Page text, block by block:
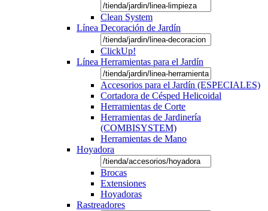
Clean System
Línea Decoración de Jardín
ClickUp!
Línea Herramientas para el Jardín
Accesorios para el Jardín (ESPECIALES)
Cortadora de Césped Helicoidal
Herramientas de Corte
Herramientas de Jardinería
(COMBISYSTEM)
Herramientas de Mano
Hoyadora
Brocas
Extensiones
Hoyadoras
Rastreadores